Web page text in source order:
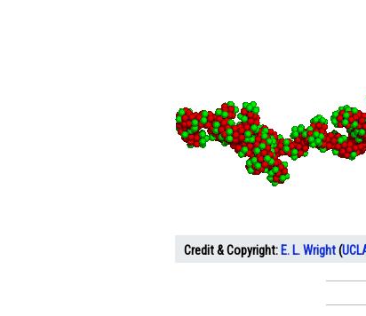
Credit & Copyright: E. L. Wright(